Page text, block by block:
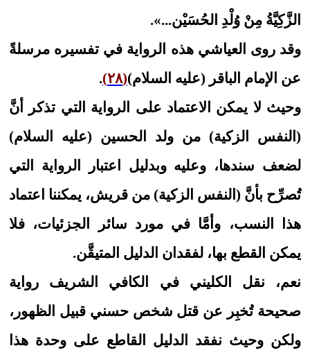
الزَّكِيَّةُ مِنْ‏ وُلْدِ الحُسَيْن‏...».
وقد روى العياشي هذه الرواية في تفسيره مرسلةً
عن الإمام الباقر (عليه السلام)(٢٨)
.
وحيث لا يمكن الاعتماد على الرواية التي تذكر أنَّ
(النفس الزكية) من ولد الحسين (عليه السلام)
لضعف سندها، وعليه وبدليل اعتبار الرواية التي
تُصرِّح بأنَّ (النفس الزكية) من قريش، يمكننا اعتماد
هذا النسب، وأمَّا في مورد سائر الجزئيات، فلا
يمكن القطع بها، لفقدان الدليل المتيقَّن.
نعم، نقل الكليني في الكافي الشريف رواية
صحيحة تُخبِر عن قتل شخص حسني قبيل الظهور،
ولكن وحيث نفقد الدليل القاطع على وحدة هذا